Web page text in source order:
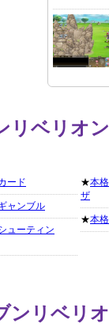
リベリオ
ード
ャンブル
ューティン
★本
ザ
★本
ンリベリ